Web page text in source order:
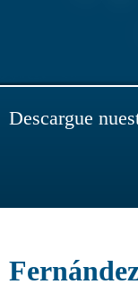
Descargue